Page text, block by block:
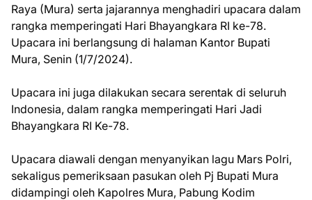
Raya (Mura) serta jajarannya menghadiri upacara dalam
rangka memperingati Hari Bhayangkara RI ke-78.
Upacara ini berlangsung di halaman Kantor Bupati
Mura, Senin (1/7/2024).
Upacara ini juga dilakukan secara serentak di seluruh
Indonesia, dalam rangka memperingati Hari Jadi
Bhayangkara RI Ke-78.
Upacara diawali dengan menyanyikan lagu Mars Polri,
sekaligus pemeriksaan pasukan oleh Pj Bupati Mura
didampingi oleh Kapolres Mura, Pabung Kodim